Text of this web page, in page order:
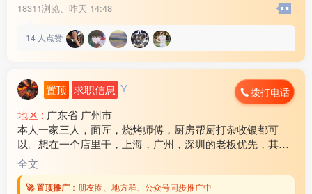
18311浏览、 昨天 14:48
14 人点赞
置顶 求职信息 Y 拨打电话
地区 : 广东省 广州市
本人一家三人，面匠，烧烤师傅，厨房帮厨打杂收银都可
以。想在一个店里干，上海，广州，深圳的老板优先，其他
地方也可以考虑！ 工资各方面问题可以电话商量，谈好后随
时可以出发！联系电话17***18
全文
🚀 置顶推广 ： 朋友圈、地方群、公众号同步推广中